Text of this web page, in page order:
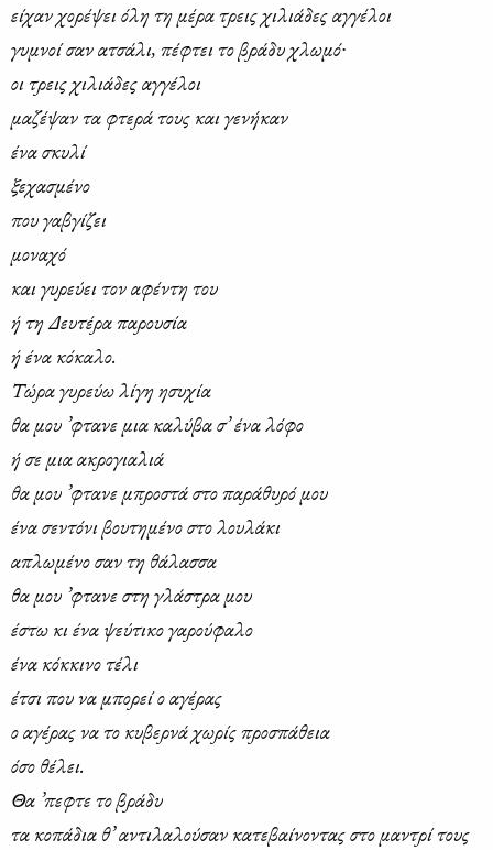
εί­χαν χο­ρέ­ψει όλη τη μέ­ρα τρεις χι­λιά­δες αγ­γέ­λοι
γυ­μνοί σαν ατσά­λι, πέ­φτει το βρά­δυ χλω­μό∙
οι τρεις χι­λιά­δες αγ­γέ­λοι
μα­ζέ­ψαν τα φτε­ρά τους και γε­νή­καν
ένα σκυ­λί
ξε­χα­σμέ­νο
που γα­βγί­ζει
μο­να­χό
και γυ­ρεύ­ει τον αφέ­ντη του
ή τη Δευ­τέ­ρα πα­ρου­σία
ή ένα κό­κα­λο.
Τώ­ρα γυ­ρεύω λί­γη ησυ­χία
θα μου ’φτα­νε μια κα­λύ­βα σ’ ένα λό­φο
ή σε μια ακρο­για­λιά
θα μου ’φτα­νε μπρο­στά στο πα­ρά­θυ­ρό μου
ένα σε­ντό­νι βου­τη­μέ­νο στο λου­λά­κι
απλω­μέ­νο σαν τη θά­λασ­σα
θα μου ’φτα­νε στη γλά­στρα μου
έστω κι ένα ψεύ­τι­κο γα­ρού­φα­λο
ένα κόκ­κι­νο τέ­λι
έτσι που να μπο­ρεί ο αγέ­ρας
ο αγέ­ρας να το κυ­βερ­νά χω­ρίς προ­σπά­θεια
όσο θέ­λει.
Θα ’πε­φτε το βρά­δυ
τα κο­πά­δια θ’ αντι­λα­λού­σαν κα­τε­βαί­νο­ντας στο μα­ντρί τους